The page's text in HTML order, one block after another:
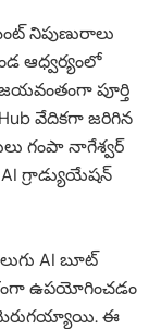
నిపుణురాలు
ఆధ్వర్యంలో
పూర్తి
వేదికగా జరిగిన
గంపా నాగేశ్వర్
గ్రాడ్యుయేషన్
AI బూట్
ఉపయోగించడం
ఈ